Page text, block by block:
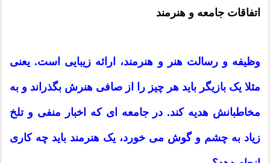
اتفاقات جامعه و هنرمند
وظیفه و رسالت هنر و هنرمند، ارائه زیبایی است. یعنی
مثلا یک بازیگر باید هر چیز را از صافی هنرش بگذراند و به
مخاطبانش هدیه کند. در جامعه ای که اخبار منفی و تلخ
زیاد به چشم و گوش می خورد، یک هنرمند باید چه کاری